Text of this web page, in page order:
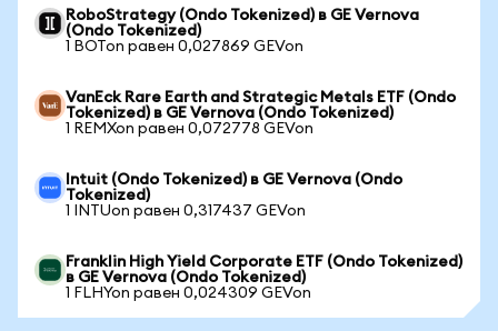
RoboStrategy (Ondo Tokenized) в GE Vernova
(Ondo Tokenized)
1 BOTon равен 0,027869 GEVon
VanEck Rare Earth and Strategic Metals ETF (Ondo
Tokenized) в GE Vernova (Ondo Tokenized)
1 REMXon равен 0,072778 GEVon
Intuit (Ondo Tokenized) в GE Vernova (Ondo
Tokenized)
1 INTUon равен 0,317437 GEVon
Franklin High Yield Corporate ETF (Ondo Tokenized)
в GE Vernova (Ondo Tokenized)
1 FLHYon равен 0,024309 GEVon